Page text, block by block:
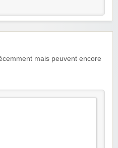
mais peuvent encore